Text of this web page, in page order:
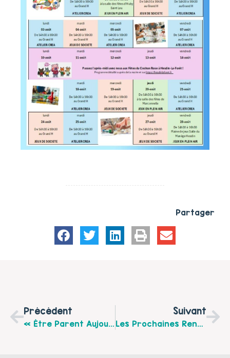
Partager
Précédent
« Être Parent Aujourd’hui : On En Parle ? », Rendez-Vous Samedi 13 Juin, De 10h À 11h30 Au Centre Social D’Étaples
Suivant
Les Prochaines Rencontres Du Café Des Parents Sur Fruges Et Coupelle-Neuve En Juin 2026